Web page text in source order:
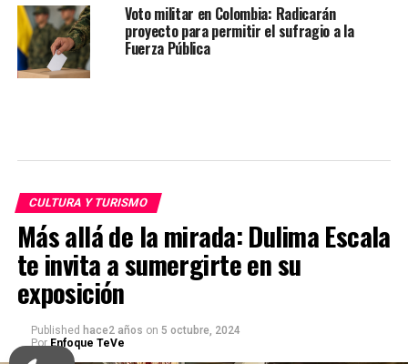
Voto militar en Colombia: Radicarán
proyecto para permitir el sufragio a la
Fuerza Pública
CULTURA Y TURISMO
Más allá de la mirada: Dulima Escala
te invita a sumergirte en su
exposición
Published hace2 años on 5 octubre, 2024
Por Enfoque TeVe